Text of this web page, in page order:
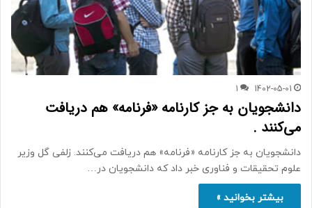
1402-05-01
1
دانشجویان به جز کارنامه «فرنامه» هم دریافت
می‌کنند .
دانشجویان به جز کارنامه «فرنامه» هم دریافت می‌کنند. زلفی گل وزیر
علوم تحقیقات و فناوری خبر داد که دانشجویان در…
بیشتر بخوانید »